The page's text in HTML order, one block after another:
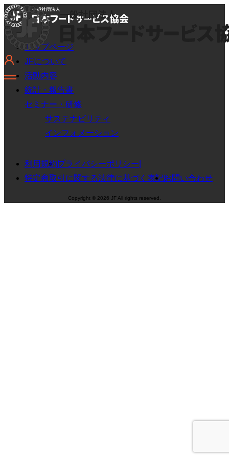
トップページ
JFについて
活動内容
統計・報告書
セミナー・研修
サステナビリティ
インフォメーション
利用規約プライバシーポリシー
特定商取引に関する法律に基づく表記お問い合わせ
Copyright © 2026 JF All rights reserved.